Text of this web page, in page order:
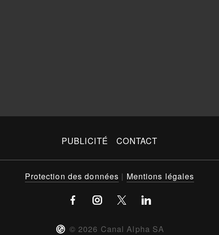
PUBLICITÉ CONTACT
© 2026 Canal Alpha SA
Protection des données | Mentions légales